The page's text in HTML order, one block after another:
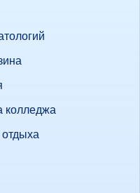
колледжа